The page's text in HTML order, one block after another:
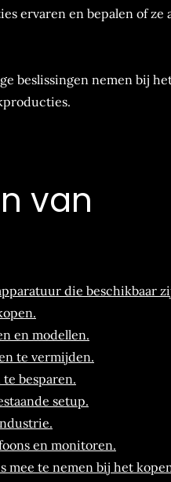
ervaren en bepalen of
beslissingen nemen bij
van
die beschikbaar
en modellen.
te vermijden.
besparen.
setup.
en monitoren.
mee te nemen bij het